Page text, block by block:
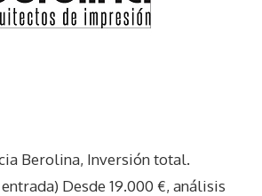
Berolina, Inversión total.
Desde 19.000 €, análisis